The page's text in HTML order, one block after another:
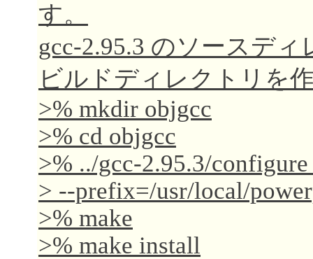
す。
gcc-2.95.3 のソースデ
ビルドディレクトリを
>% mkdir objgcc
>% cd objgcc
>% ../gcc-2.95.3/
> --prefix=/usr/local/
>% make
>% make install